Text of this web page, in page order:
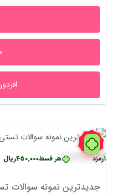
13,880,000ریال
46%
هر قسط450,000ریال • خرید
جدیدترین نمونه